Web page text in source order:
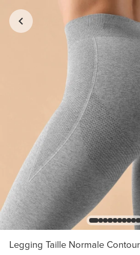
Legging Taille Normale Contour